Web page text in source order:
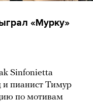
«Мурку»
Sinfonietta
пианист Тимур
по мотивам